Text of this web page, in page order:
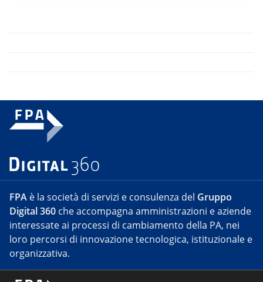
FPA è la società di servizi e consulenza del Gruppo
Digital 360 che accompagna amministrazioni e aziende
interessate ai processi di cambiamento della PA, nei
loro percorsi di innovazione tecnologica, istituzionale e
organizzativa.